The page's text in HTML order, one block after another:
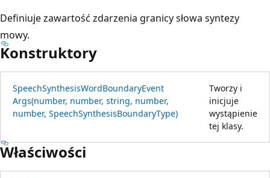
Definiuje zawartość zdarzenia granicy słowa syntezy
mowy.
Konstruktory
SpeechSynthesisWordBoundaryEvent
Args(number, number, string, number,
number, SpeechSynthesisBoundaryType)
Tworzy i
inicjuje
wystąpienie
tej klasy.
Właściwości